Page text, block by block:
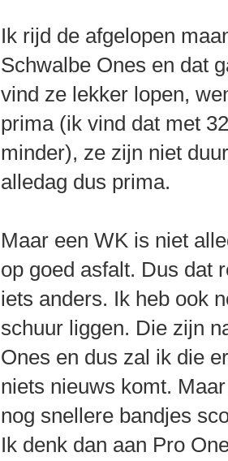
Ik rijd de afgelopen
Schwalbe Ones en dat
vind ze lekker lopen,
prima (ik vind dat met
minder), ze zijn niet
alledag dus prima.
Maar een WK is niet
op goed asfalt. Dus dat
iets anders. Ik heb ook
schuur liggen. Die zijn
Ones en dus zal ik die
niets nieuws komt.
nog snellere bandjes
Ik denk dan aan Pro